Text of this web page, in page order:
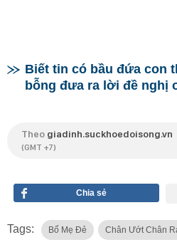
Biết tin có bầu đứa con
bỗng đưa ra lời đề nghị
Theo giadinh.suckhoedoisong.vn
(GMT +7)
Chia sẻ
Tags: Bố Mẹ Đẻ Chân Ướt Chân